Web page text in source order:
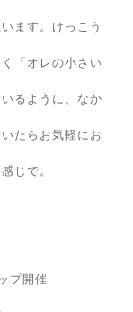
ます。けっこう
「オレの小さい
るように、なか
たらお気軽にお
じで。
プ開催